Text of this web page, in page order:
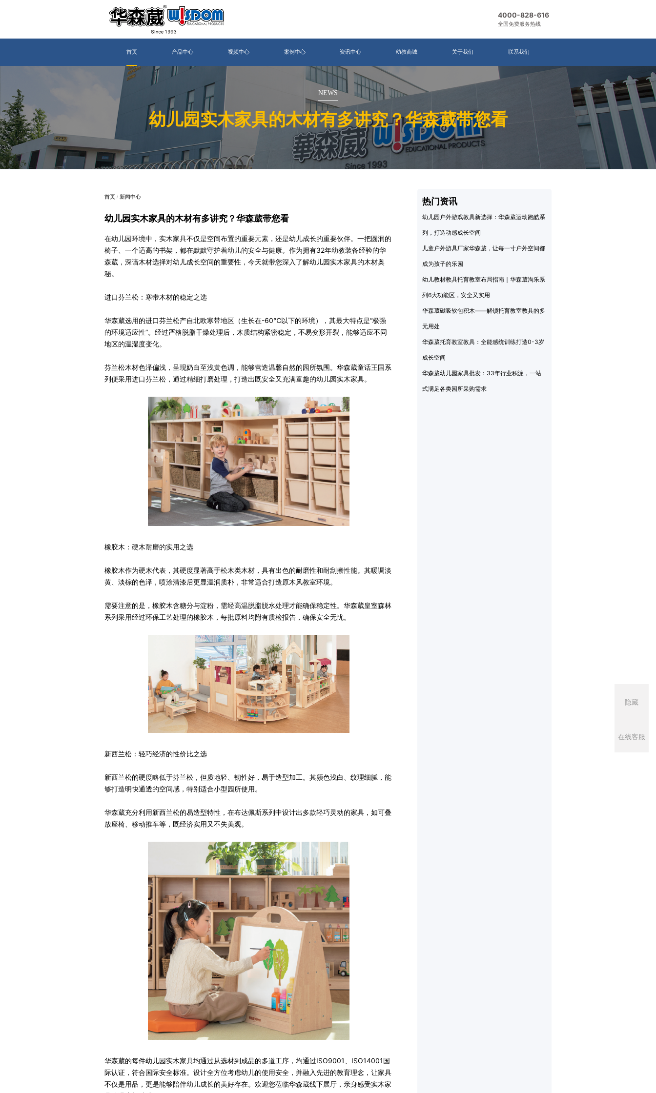
4000-828-616
全国免费服务热线
首页 产品中心 视频中心 案例中心 资讯中心 幼教商城 关于我们 联系我们
NEWS
幼儿园实木家具的木材有多讲究？华森葳带您看
首页 / 新闻中心
幼儿园实木家具的木材有多讲究？华森葳带您看
在幼儿园环境中，实木家具不仅是空间布置的重要元素，还是幼儿成长的重要伙伴。一把圆润的
椅子、一个适高的书架，都在默默守护着幼儿的安全与健康。作为拥有32年幼教装备经验的华
森葳，深谙木材选择对幼儿成长空间的重要性，今天就带您深入了解幼儿园实木家具的木材奥
秘。
进口芬兰松：寒带木材的稳定之选
华森葳选用的进口芬兰松产自北欧寒带地区（生长在-60℃以下的环境），其最大特点是“极强
的环境适应性”。经过严格脱脂干燥处理后，木质结构紧密稳定，不易变形开裂，能够适应不同
地区的温湿度变化。
芬兰松木材色泽偏浅，呈现奶白至浅黄色调，能够营造温馨自然的园所氛围。华森葳童话王国系
列便采用进口芬兰松，通过精细打磨处理，打造出既安全又充满童趣的幼儿园实木家具。
橡胶木：硬木耐磨的实用之选
橡胶木作为硬木代表，其硬度显著高于松木类木材，具有出色的耐磨性和耐刮擦性能。其暖调淡
黄、淡棕的色泽，喷涂清漆后更显温润质朴，非常适合打造原木风教室环境。
需要注意的是，橡胶木含糖分与淀粉，需经高温脱脂脱水处理才能确保稳定性。华森葳皇室森林
系列采用经过环保工艺处理的橡胶木，每批原料均附有质检报告，确保安全无忧。
新西兰松：轻巧经济的性价比之选
新西兰松的硬度略低于芬兰松，但质地轻、韧性好，易于造型加工。其颜色浅白、纹理细腻，能
够打造明快通透的空间感，特别适合小型园所使用。
华森葳充分利用新西兰松的易造型特性，在布达佩斯系列中设计出多款轻巧灵动的家具，如可叠
放座椅、移动推车等，既经济实用又不失美观。
华森葳的每件幼儿园实木家具均通过从选材到成品的多道工序，均通过ISO9001、ISO14001国
际认证，符合国际安全标准。设计全方位考虑幼儿的使用安全，并融入先进的教育理念，让家具
不仅是用品，更是能够陪伴幼儿成长的美好存在。欢迎您莅临华森葳线下展厅，亲身感受实木家
热门资讯
幼儿园户外游戏教具新选择：华森葳运动跑酷系
列，打造动感成长空间
儿童户外游具厂家华森葳，让每一寸户外空间都
成为孩子的乐园
幼儿教材教具托育教室布局指南｜华森葳淘乐系
列6大功能区，安全又实用
华森葳磁吸软包积木——解锁托育教室教具的多
元用处
华森葳托育教室教具：全能感统训练打造0-3岁
成长空间
华森葳幼儿园家具批发：33年行业积淀，一站
式满足各类园所采购需求
隐藏
在线客服